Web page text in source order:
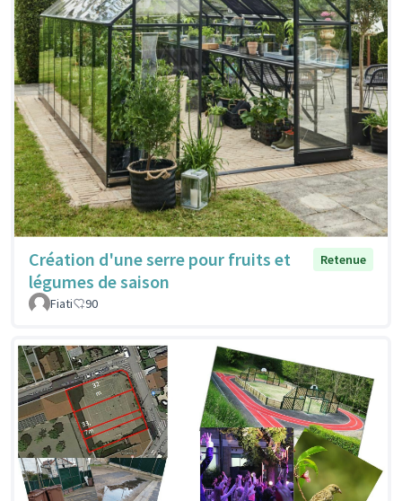
Création d'une serre pour fruits et
légumes de saison
Retenue
Fiati 90